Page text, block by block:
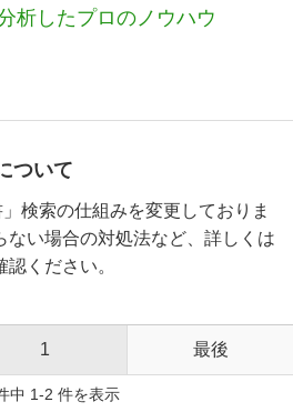
析したプロのノウハウ
ついて
検索の仕組みを変更しておりま
ない場合の対処法など、詳しくは
認ください。
1 最後
中 1-2 件を表示